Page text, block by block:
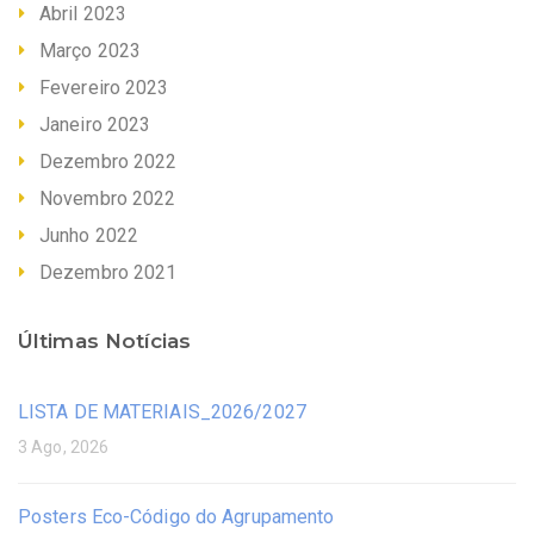
Abril 2023
Março 2023
Fevereiro 2023
Janeiro 2023
Dezembro 2022
Novembro 2022
Junho 2022
Dezembro 2021
Últimas Notícias
LISTA DE MATERIAIS_2026/2027
3 Ago, 2026
Posters Eco-Código do Agrupamento